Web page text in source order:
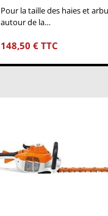
Pour la taille des haies et
autour de la…
148,50 € TTC